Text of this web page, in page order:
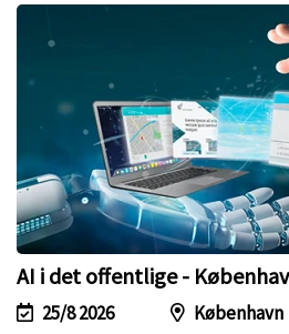
AI i det offentlige -
25/8 2026
København